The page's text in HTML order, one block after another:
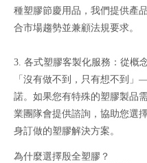
種塑膠節慶用品，我們提供產
合市場趨勢並兼顧法規要求。
3. 各式塑膠客製化服務：從概
「沒有做不到，只有想不到
諾。如果您有特殊的塑膠製品
業團隊會提供諮詢，協助您選
身訂做的塑膠解決方案。
為什麼選擇殷全塑膠？